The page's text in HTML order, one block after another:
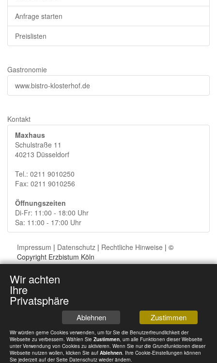
Anfrage starten
Preislisten
Gastronomie
www.bistro-klosterhof.de
Kontakt
Maxhaus
Schulstraße 11
40213 Düsseldorf
Tel.: 0211 9010250
Fax: 0211 9010256
Öffnungszeiten
Di-Fr: 11:00 - 18:00 Uhr
Sa: 11:00 - 17:00 Uhr
Impressum | Datenschutz | Rechtliche Hinweise | ©
Copyright Erzbistum Köln
Wir achten
Ihre
Privatsphäre
Ablehnen Zustimmen
Wir würden gerne Cookies verwenden, um für Sie die Benutzerfreundlichkeit der
Webseite zu verbessern. Wählen Sie Zustimmen, um alle Funktionen dieser Webseite
unter Verwendung von Cookies zu aktivieren. Wenn Sie nur die Grundfunktionen dieser
Webseite nutzen wollen, klicken Sie auf Ablehnen. Ihre Cookie-Einstellungen können
Sie jederzeit auf der Seite Datenschutz wieder ändern.